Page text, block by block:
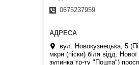
0675237959
вул. Новокузнецька, 5
мкрн (піски) біля відд.
зупинка тр-ту "Пошта")